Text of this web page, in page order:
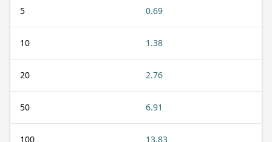
5 0.69
10 1.38
20 2.76
50 6.91
100 13.83